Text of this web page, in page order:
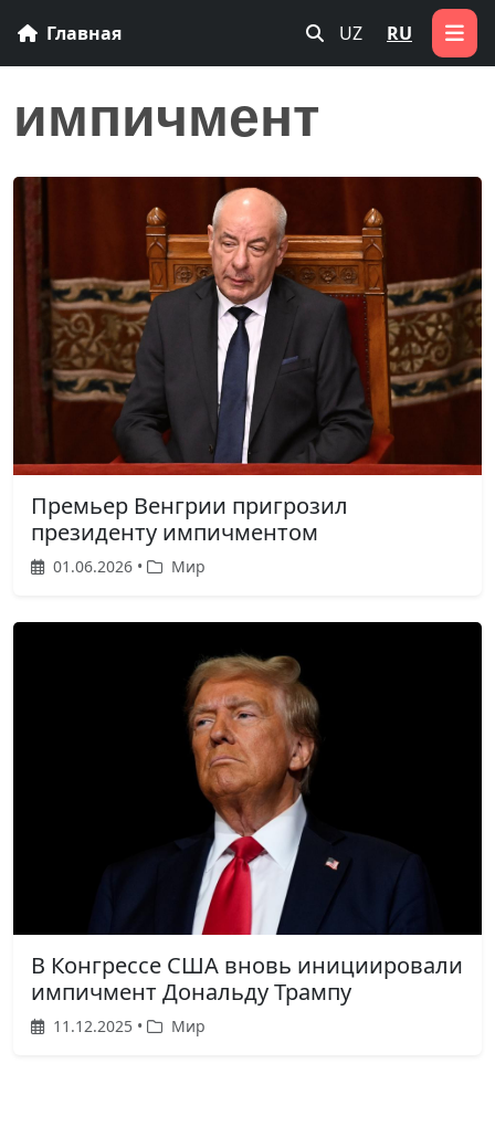
Главная UZ RU
импичмент
Премьер Венгрии пригрозил
президенту импичментом
01.06.2026 • Мир
В Конгрессе США вновь инициировали
импичмент Дональду Трампу
11.12.2025 • Мир